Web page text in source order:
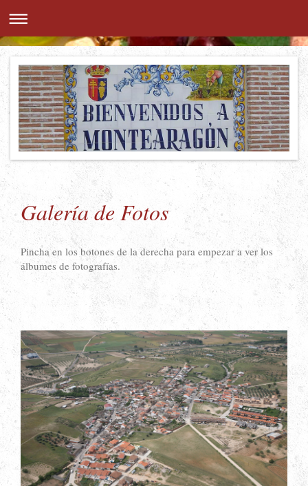
Galería de Fotos
Pincha en los botones de la derecha para empezar a ver los
álbumes de fotografías.